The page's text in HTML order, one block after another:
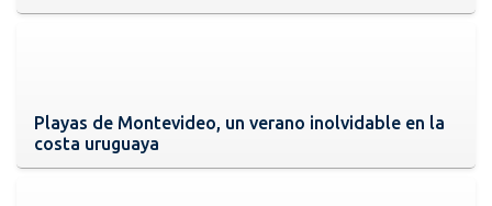
Playas de Montevideo, un verano inolvidable en la
costa uruguaya